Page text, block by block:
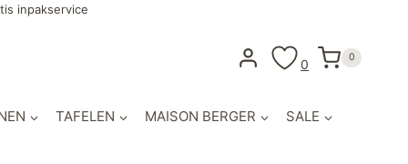
inpakservice
0 0
TAFELEN MAISON BERGER SALE